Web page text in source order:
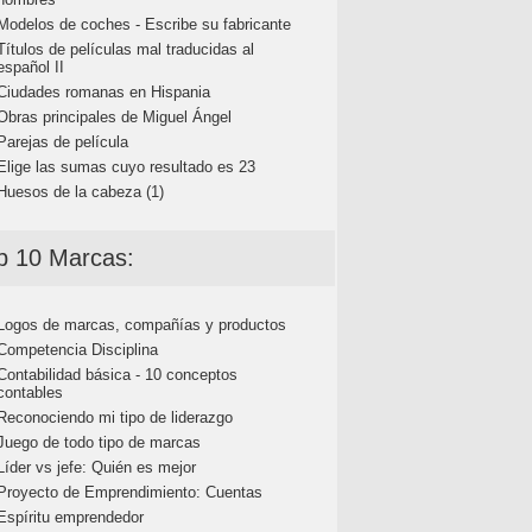
de coches - Escribe su fabricante
de películas mal traducidas al
II
romanas en Hispania
principales de Miguel Ángel
de película
las sumas cuyo resultado es 23
de la cabeza (1)
10 Marcas:
de marcas, compañías y productos
Disciplina
básica - 10 conceptos
mi tipo de liderazgo
de todo tipo de marcas
vs jefe: Quién es mejor
de Emprendimiento: Cuentas
emprendedor